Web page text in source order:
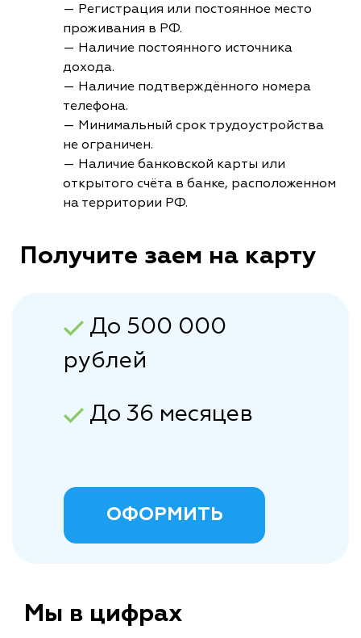
— Регистрация или постоянное место
проживания в РФ.
— Наличие постоянного источника
дохода.
— Наличие подтверждённого номера
телефона.
— Минимальный срок трудоустройства
не ограничен.
— Наличие банковской карты или
открытого счёта в банке, расположенном
на территории РФ.
Получите заем на карту
До 500 000
рублей
До 36 месяцев
ОФОРМИТЬ
Мы в цифрах